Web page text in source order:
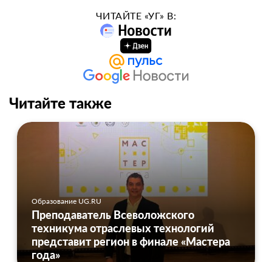
ЧИТАЙТЕ «УГ» В:
Читайте также
Образование UG.RU
Преподаватель Всеволожского
техникума отраслевых технологий
представит регион в финале «Мастера
года»